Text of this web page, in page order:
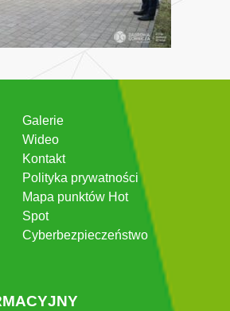
Galerie
Wideo
Kontakt
Polityka prywatności
Mapa punktów Hot
Spot
Cyberbezpieczeństwo